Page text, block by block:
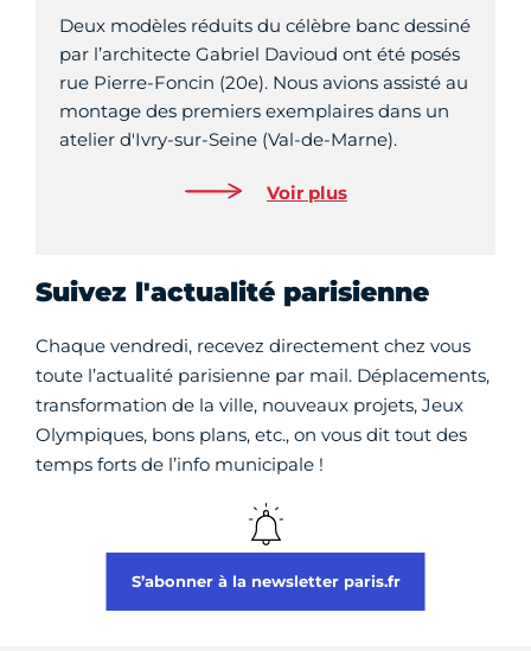
Deux modèles réduits du célèbre banc dessiné
par l’architecte Gabriel Davioud ont été posés
rue Pierre-Foncin (20e). Nous avions assisté au
montage des premiers exemplaires dans un
atelier d'Ivry-sur-Seine (Val-de-Marne).
Voir plus
Suivez l'actualité parisienne
Chaque vendredi, recevez directement chez vous
toute l’actualité parisienne par mail. Déplacements,
transformation de la ville, nouveaux projets, Jeux
Olympiques, bons plans, etc., on vous dit tout des
temps forts de l’info municipale !
S’abonner à la newsletter paris.fr